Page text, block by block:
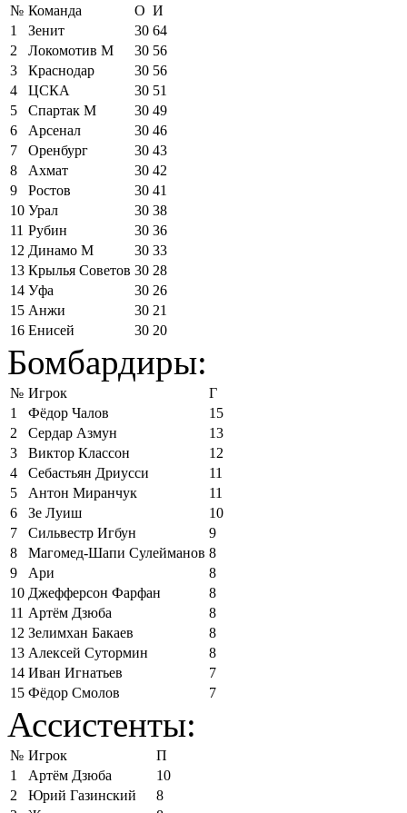
№ Команда О И
1
Зенит 30 64
2
Локомотив М 30 56
3
Краснодар 30 56
4
ЦСКА 30 51
5
Спартак М 30 49
6
Арсенал 30 46
7
Оренбург 30 43
8
Ахмат 30 42
9
Ростов 30 41
10 Урал 30 38
11 Рубин 30 36
12 Динамо М 30 33
13 Крылья Советов 30 28
14 Уфа 30 26
15 Анжи 30 21
16 Енисей 30 20
Бомбардиры:
№ Игрок
Г
1
Фёдор Чалов
15
2
Сердар Азмун
13
3
Виктор Классон
12
4
Себастьян Дриусси
11
5
Антон Миранчук
11
6
Зе Луиш
10
7
Сильвестр Игбун
9
8
Магомед-Шапи Сулейманов 8
9
Ари
8
10 Джефферсон Фарфан
8
11 Артём Дзюба
8
12 Зелимхан Бакаев
8
13 Алексей Сутормин
8
14 Иван Игнатьев
7
15 Фёдор Смолов 7
Ассистенты:
№ Игрок
П
1
Артём Дзюба
10
2
Юрий Газинский
8